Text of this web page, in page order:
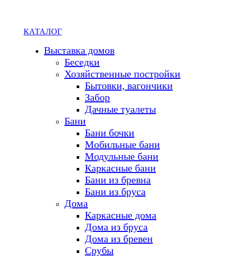
КАТАЛОГ
Выставка домов
Беседки
Хозяйственные постройки
Бытовки, вагончики
Забор
Дачные туалеты
Бани
Бани бочки
Мобильные бани
Модульные бани
Каркасные бани
Бани из бревна
Бани из бруса
Дома
Каркасные дома
Дома из бруса
Дома из бревен
Срубы